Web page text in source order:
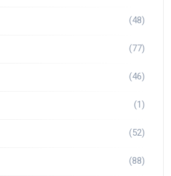
(48)
(77)
(46)
(1)
(52)
(88)